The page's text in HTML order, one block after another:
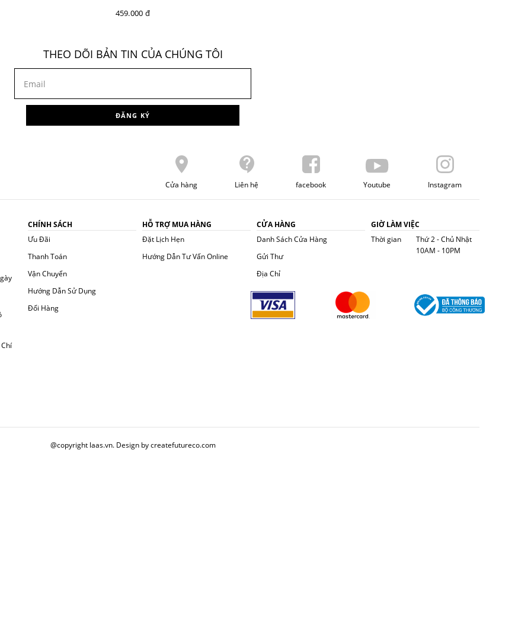
459.000 đ
THEO DÕI BẢN TIN CỦA CHÚNG TÔI
ĐĂNG KÝ
Cửa hàng Liên hệ facebook Youtube Instagram
CHÍNH SÁCH
Ưu Đãi
Thanh Toán
Vận Chuyển
Hướng Dẫn Sử Dụng
Đổi Hàng
HỖ TRỢ MUA HÀNG
Đặt Lịch Hẹn
Hướng Dẫn Tư Vấn Online
CỬA HÀNG
Danh Sách Cửa Hàng
Gửi Thư
Địa Chỉ
GIỜ LÀM VIỆC
Thời gian
Thứ 2 - Chủ Nhật
10AM - 10PM
@copyright laas.vn. Design by createfutureco.com